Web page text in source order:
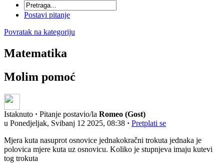
Postavi pitanje
Povratak na kategoriju
Matematika
Molim pomoć
Istaknuto · Pitanje postavio/la Romeo (Gost)
u Ponedjeljak, Svibanj 12 2025, 08:38 · Pretplati se
Mjera kuta nasuprot osnovice jednakokračni trokuta jednaka je
polovica mjere kuta uz osnovicu. Koliko je stupnjeva imaju kutevi
tog trokuta